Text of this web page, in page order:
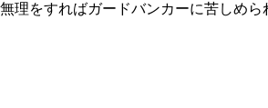
理をすればガードバンカーに苦しめ